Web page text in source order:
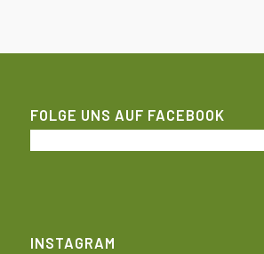
FOLGE UNS AUF FACEBOOK
INSTAGRAM